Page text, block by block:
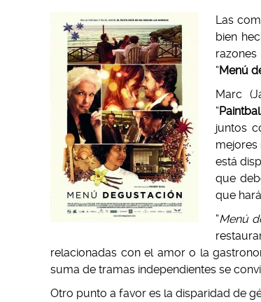
Las
bien
“Menú
Marc
“
juntos
mejores
está
que
que
“Menú
relacionadas con el amor o la
suma de tramas independientes se
Otro punto a favor es la disparidad de